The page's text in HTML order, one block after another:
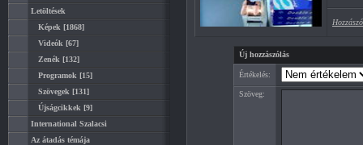
Letöltések
Képek [1868]
Videók [67]
Zenék [132]
Programok [15]
Szövegek [131]
Újságcikkek [9]
International Szalacsi
Az átadás témája
Új hozzászólás
Értékelés:
Szöveg: